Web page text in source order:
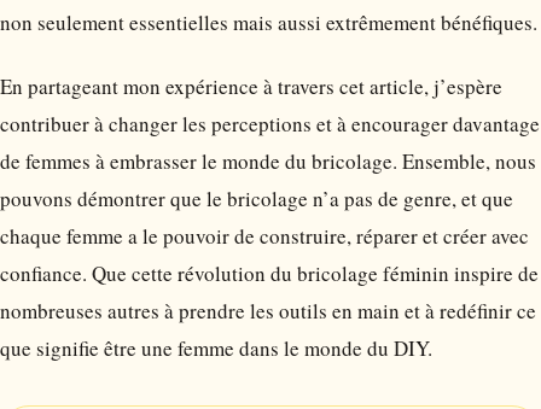
non seulement essentielles mais aussi extrêmement bénéfiques.
En partageant mon expérience à travers cet article, j’espère
contribuer à changer les perceptions et à encourager davantage
de femmes à embrasser le monde du bricolage. Ensemble, nous
pouvons démontrer que le bricolage n’a pas de genre, et que
chaque femme a le pouvoir de construire, réparer et créer avec
confiance. Que cette révolution du bricolage féminin inspire de
nombreuses autres à prendre les outils en main et à redéfinir ce
que signifie être une femme dans le monde du DIY.